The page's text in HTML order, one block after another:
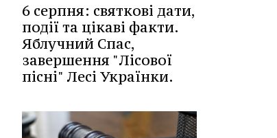
6 серпня: святкові дати,
події та цікаві факти.
Яблучний Спас,
завершення "Лісової
пісні" Лесі Українки.